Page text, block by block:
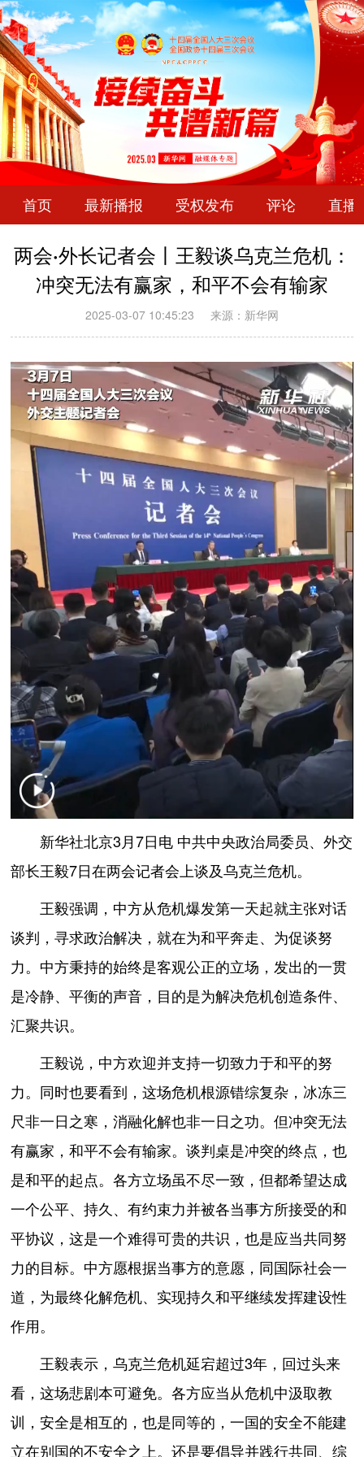
首页 最新播报 受权发布 评论 直播
两会·外长记者会丨王毅谈乌克兰危机：
冲突无法有赢家，和平不会有输家
2025-03-07 10:45:23 来源：新华网
新华社北京3月7日电 中共中央政治局委员、外交
部长王毅7日在两会记者会上谈及乌克兰危机。
王毅强调，中方从危机爆发第一天起就主张对话
谈判，寻求政治解决，就在为和平奔走、为促谈努
力。中方秉持的始终是客观公正的立场，发出的一贯
是冷静、平衡的声音，目的是为解决危机创造条件、
汇聚共识。
王毅说，中方欢迎并支持一切致力于和平的努
力。同时也要看到，这场危机根源错综复杂，冰冻三
尺非一日之寒，消融化解也非一日之功。但冲突无法
有赢家，和平不会有输家。谈判桌是冲突的终点，也
是和平的起点。各方立场虽不尽一致，但都希望达成
一个公平、持久、有约束力并被各当事方所接受的和
平协议，这是一个难得可贵的共识，也是应当共同努
力的目标。中方愿根据当事方的意愿，同国际社会一
道，为最终化解危机、实现持久和平继续发挥建设性
作用。
王毅表示，乌克兰危机延宕超过3年，回过头来
看，这场悲剧本可避免。各方应当从危机中汲取教
训，安全是相互的，也是同等的，一国的安全不能建
立在别国的不安全之上。还是要倡导并践行共同、综